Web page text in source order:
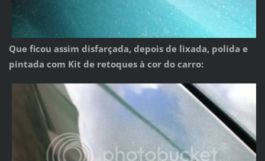
Que ficou assim disfarçada, depois de lixada, polida e
pintada com Kit de retoques à cor do carro: